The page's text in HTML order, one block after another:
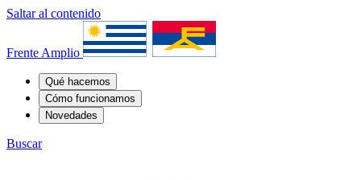
Saltar al contenido
Frente Amplio
Qué hacemos
Cómo funcionamos
Novedades
Buscar